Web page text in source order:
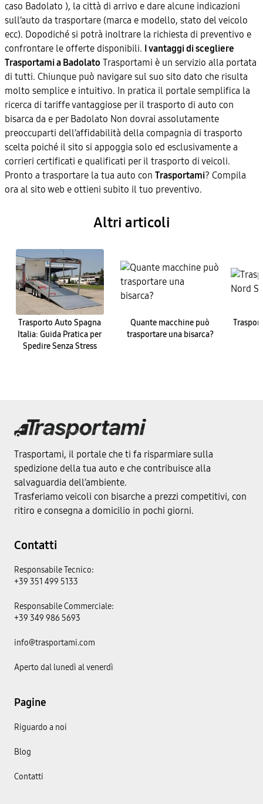
caso Badolato ), la città di arrivo e dare alcune indicazioni
sull’auto da trasportare (marca e modello, stato del veicolo
ecc). Dopodiché si potrà inoltrare la richiesta di preventivo e
confrontare le offerte disponibili. I vantaggi di scegliere
Trasportami a Badolato Trasportami è un servizio alla portata
di tutti. Chiunque può navigare sul suo sito dato che risulta
molto semplice e intuitivo. In pratica il portale semplifica la
ricerca di tariffe vantaggiose per il trasporto di auto con
bisarca da e per Badolato Non dovrai assolutamente
preoccuparti dell’affidabilità della compagnia di trasporto
scelta poiché il sito si appoggia solo ed esclusivamente a
corrieri certificati e qualificati per il trasporto di veicoli.
Pronto a trasportare la tua auto con Trasportami? Compila
ora al sito web e ottieni subito il tuo preventivo.
Altri articoli
Trasporto Auto Spagna
Italia: Guida Pratica per
Spedire Senza Stress
Quante macchine può
trasportare una bisarca?
Trasportami, il portale che ti fa risparmiare sulla
spedizione della tua auto e che contribuisce alla
salvaguardia dell’ambiente.
Trasferiamo veicoli con bisarche a prezzi competitivi, con
ritiro e consegna a domicilio in pochi giorni.
Contatti
Responsabile Tecnico:
+39 351 499 5133
Responsabile Commerciale:
+39 349 986 5693
info@trasportami.com
Aperto dal lunedì al venerdì
Pagine
Riguardo a noi
Blog
Contatti